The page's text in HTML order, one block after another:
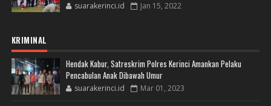
suarakerinci.id Jan 15, 2022
KRIMINAL
Hendak Kabur, Satreskrim Polres Kerinci Amankan Pelaku
Pencabulan Anak Dibawah Umur
suarakerinci.id Mar 01, 2023